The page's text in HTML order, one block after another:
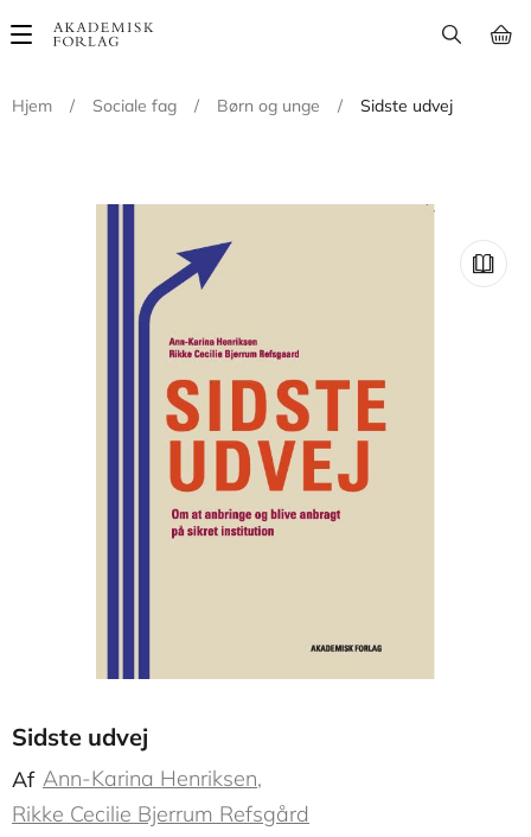
Main
Hjem
/ Sociale fag / Børn og unge / Sidste udvej
Sidste udvej
Af Ann-Karina Henriksen
Rikke Cecilie Bjerrum Refsgård